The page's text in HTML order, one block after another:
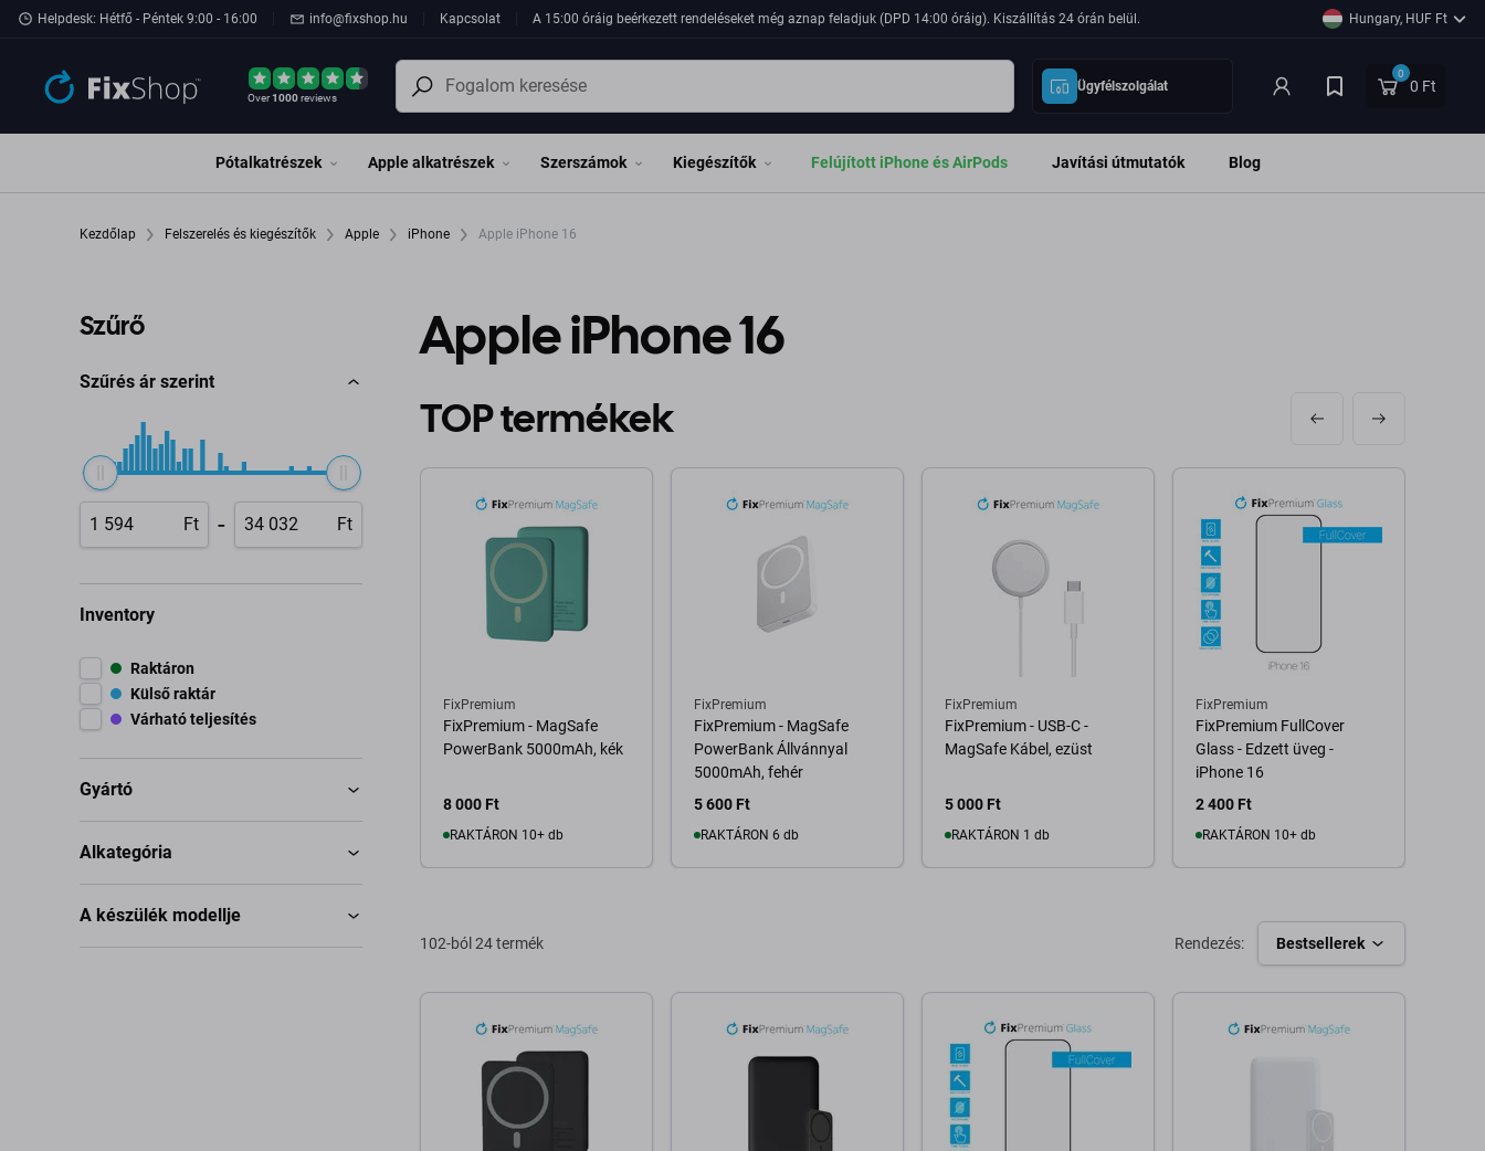
Ugrás az oldal fő részéhez
Helpdesk: Hétfő - Péntek 9:00 - 16:00 info@fixshop.hu Kapcsolat A 15:00 óráig beérkezett rendeléseket még aznap feladjuk (DPD 14:00 óráig). Kiszállítás 24 órán belül. Hungary, HUF Ft
Over1000reviews
Ügyfélszolgálat
0
0 Ft
Pótalkatrészek Apple alkatrészek Szerszámok Kiegészítők Felújított iPhone és AirPods Javítási útmutatók Blog
Kezdőlap Felszerelés és kiegészítők Apple iPhone Apple iPhone 16
Szűrő
Szűrés ár szerint
Ft - Ft
Inventory
Raktáron
Külső raktár
Várható teljesítés
Gyártó
Alkategória
A készülék modellje
Apple iPhone 16
TOP termékek
FixPremium
FixPremium - MagSafe
PowerBank 5000mAh, kék
8 000 Ft
RAKTÁRON 10+ db
FixPremium
FixPremium - MagSafe
PowerBank Állvánnyal
5000mAh, fehér
5 600 Ft
RAKTÁRON 6 db
FixPremium
FixPremium - USB-C -
MagSafe Kábel, ezüst
5 000 Ft
RAKTÁRON 1 db
FixPremium
FixPremium FullCover
Glass - Edzett üveg -
iPhone 16
2 400 Ft
RAKTÁRON 10+ db
102-ból 24 termék Rendezés: Bestsellerek